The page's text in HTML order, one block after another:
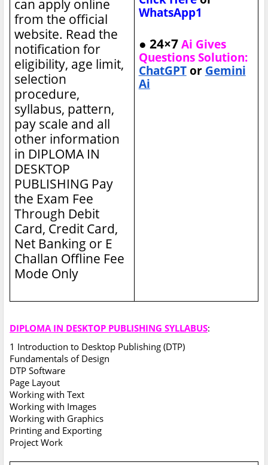
can apply online
from the official
website. Read the
notification for
eligibility, age limit,
selection
procedure,
syllabus, pattern,
pay scale and all
other information
in DIPLOMA IN
DESKTOP
PUBLISHING Pay
the Exam Fee
Through Debit
Card, Credit Card,
Net Banking or E
Challan Offline Fee
Mode Only
WhatsApp1
● 24×7Ai Gives
Questions Solution:
ChatGPT or Gemini
Ai
DIPLOMA IN DESKTOP PUBLISHING SYLLABUS:
1 Introduction to Desktop Publishing (DTP)
Fundamentals of Design
DTP Software
Page Layout
Working with Text
Working with Images
Working with Graphics
Printing and Exporting
Project Work